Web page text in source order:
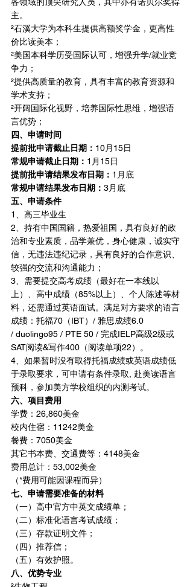
各领域的顶尖研究人员，其中亦有诺贝尔奖得
主。
²石溪大学为本科生提供高额奖学金，更高性
价比读美本；
²美国本科学历受国际认可，增强升学/就业竞
争力；
²提供高质量的教育，具有丰富的教育资源和
学术支持；
²开阔国际化视野，培养国际性思维，增强语
言优势；
四、申请时间
提前批申请截止日期： 10月15日
常规申请截止日期： 1月15日
提前批申请结果发布日期： 1月底
常规申请结果发布日期： 3月底
五、申请条件
1、高三毕业生
2、持有中国国籍，热爱祖国，具有良好的政
治和专业素质，品学兼优，身心健康，诚实守
信，无违法违纪记录，具有良好的合作意识、
较强的交流和沟通能力；
3、需要提交高考成绩（最好在一本线以
上）、高中成绩（85%以上）、个人陈述等材
料，还需通过英语面试。满足对方要求的语言
成绩：托福70（IBT）/ 雅思成绩6.0
/ duolingo95 / PTE 50 / 完成IELP高级2级或
SAT阅读&写作400（阅读单项22）。
4、如果暂时没有取得托福成绩或英语成绩低
于录取要求，可申请有条件录取, 赴美读语言
预科，参加美方学校组织的内测考试。
六、项目费用
学费：26,860美金
校内住宿：11242美金
餐费：7050美金
其它书本费、交通费等：4148美金
费用总计：53,002美金
（*费用可能因课程而异）
七、申请需要准备的材料
（一）高中官方中英文成绩单；
（二）标准化语言考试成绩；
（三）存款证明文件；
（四）推荐信；
（五）有效护照。
八、优势专业